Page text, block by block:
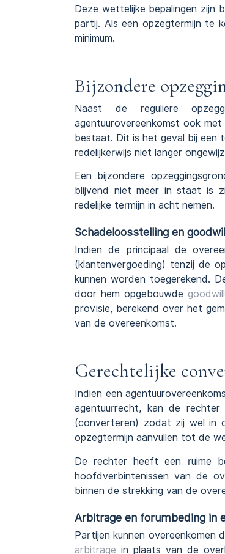
Deze wettelijke bepalingen zijn
partij. Als een opzegtermijn te
minimum.
Bijzondere
Naast de reguliere
agentuurovereenkomst ook
bestaat. Dit is het geval bij een
redelijkerwijs niet langer
Een bijzondere
blijvend niet meer in staat is
redelijke termijn in acht nemen.
Schadeloosstelling en
Indien de principaal de
(klantenvergoeding) tenzij de
kunnen worden toegerekend.
door hem opgebouwdegoodwill
provisie, berekend over het
van de overeenkomst.
Gerechtelijke
Indien een
agentuurrecht, kan de
(converteren) zodat zij wel in
opzegtermijn aanvullen tot de
De rechter heeft een ruime
hoofdverbintenissen van de
binnen de strekking van de
Arbitrage en forumbeding in
Partijen kunnen overeenkomen
arbitrage in plaats van de